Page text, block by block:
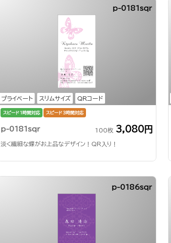
プライベート スリムサイズ QRコード
p-0181sqr
スピード1時間対応 スピード3時間対応
p-0181sqr 100枚 3,080円
淡く繊細な蝶がお上品なデザイン！QR入り！
p-0186sqr